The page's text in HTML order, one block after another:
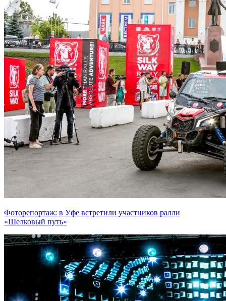
Фоторепортаж: в Уфе встретили участников ралли
«Шелковый путь»